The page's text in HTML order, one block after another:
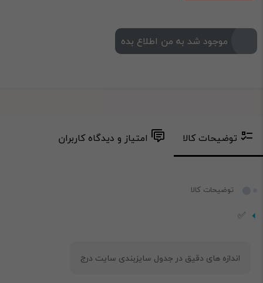
موجود شد به من اطلاع بده
توضیحات کالا امتیاز و دیدگاه کاربران
توضیحات کالا
✅